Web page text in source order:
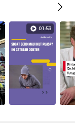
01:53